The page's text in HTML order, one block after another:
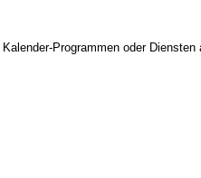
Programmen oder Diensten